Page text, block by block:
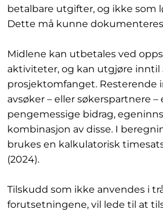
betalbare utgifter, og ikke som
Dette må kunne
Midlene kan utbetales ved
aktiviteter, og kan utgjøre inntil
prosjektomfanget. Resterende
avsøker – eller søkerspartnere
pengemessige bidrag,
kombinasjon av disse. I
brukes en kalkulatorisk
(2024).
Tilskudd som ikke anvendes i
forutsetningene, vil lede til at